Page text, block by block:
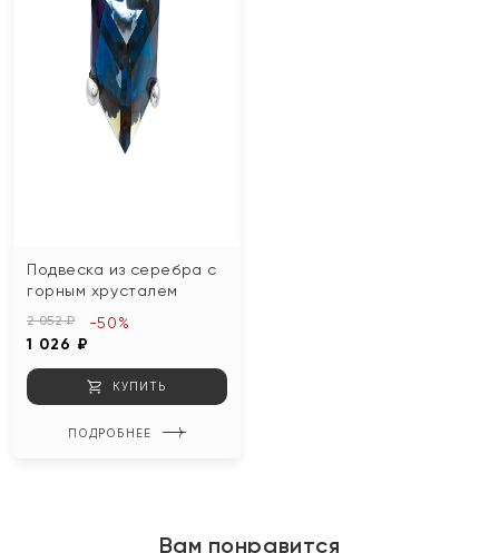
Подвеска из серебра с
горным хрусталем
2 052 ₽
1 026 ₽
-50%
КУПИТЬ
ПОДРОБНЕЕ
Вам понравится